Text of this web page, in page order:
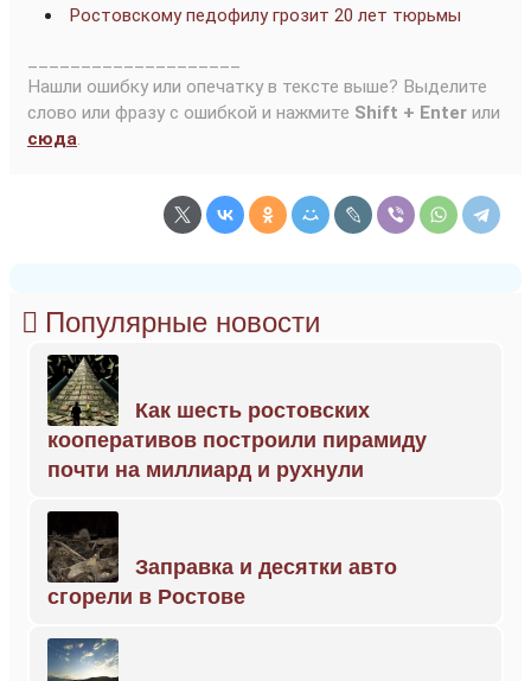
Ростовскому педофилу грозит 20 лет тюрьмы
Нашли ошибку или опечатку в тексте выше? Выделите
слово или фразу с ошибкой и нажмите Shift + Enter или
сюда.
Популярные новости
Как шесть ростовских
кооперативов построили пирамиду
почти на миллиард и рухнули
Заправка и десятки авто
сгорели в Ростове